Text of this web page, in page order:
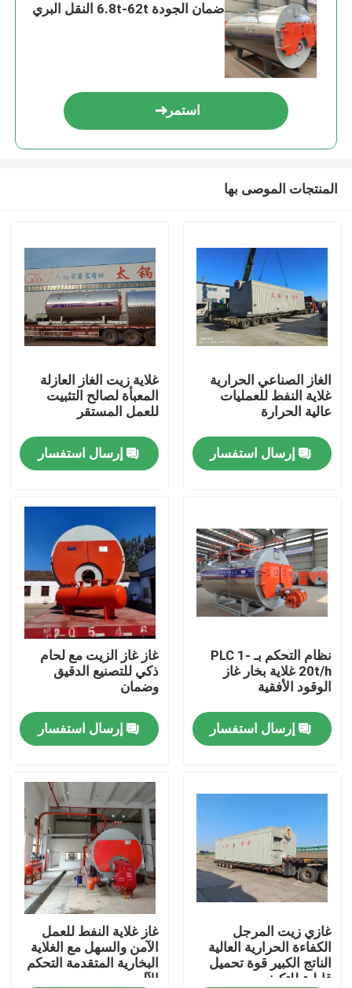
بيت
منتجات
معلومات عنا
جولة في المعمل
اتصل بنا
أخبار
اطلب اقتباس
غلاية زيت الغاز
ضمان الجودة 6.8t-62t النقل البري
استمر
المنتجات الموصى بها
الغاز الصناعي الحرارية
غلاية النفط للعمليات
عالية الحرارة
إرسال استفسار
غلاية زيت الغاز العازلة
المعبأة لصالح التثبيت
للعمل المستقر
إرسال استفسار
نظام التحكم بـ PLC 1-
20t/h غلاية بخار غاز
الوقود الأفقية
إرسال استفسار
غاز غاز الزيت مع لحام
ذكي للتصنيع الدقيق
وضمان
إرسال استفسار
غازي زيت المرجل
الكفاءة الحرارية العالية
الناتج الكبير قوة تحميل
قابلية للتكيف
غاز غلاية النفط للعمل
الآمن والسهل مع الغلاية
البخارية المتقدمة التحكم
الآلي